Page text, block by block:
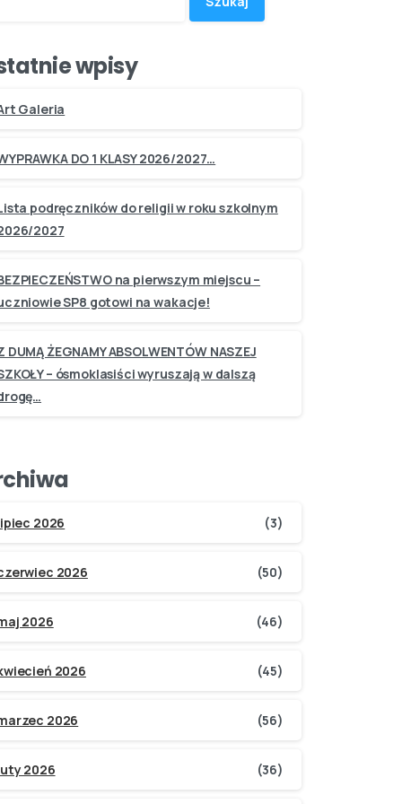
wpisy
Galeria
DO 1 KLASY 2026/2027…
podręczników do religii w roku szkolnym
2027
na pierwszym miejscu –
SP8 gotowi na wakacje!
DUMĄ ŻEGNAMY ABSOLWENTÓW NASZEJ
– ósmoklasiści wyruszają w dalszą
2026 (3)
2026 (50)
2026 (46)
2026 (45)
2026 (56)
2026 (36)